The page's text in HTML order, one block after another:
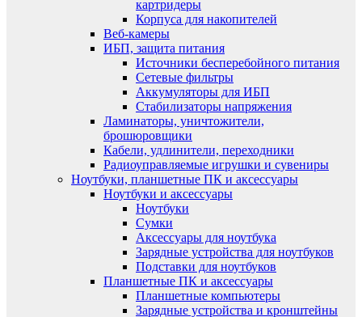
картридеры
Корпуса для накопителей
Веб-камеры
ИБП, защита питания
Источники бесперебойного питания
Сетевые фильтры
Аккумуляторы для ИБП
Стабилизаторы напряжения
Ламинаторы, уничтожители,
брошюровщики
Кабели, удлинители, переходники
Радиоуправляемые игрушки и сувениры
Ноутбуки, планшетные ПК и аксессуары
Ноутбуки и аксессуары
Ноутбуки
Сумки
Аксессуары для ноутбука
Зарядные устройства для ноутбуков
Подставки для ноутбуков
Планшетные ПК и аксессуары
Планшетные компьютеры
Зарядные устройства и кронштейны